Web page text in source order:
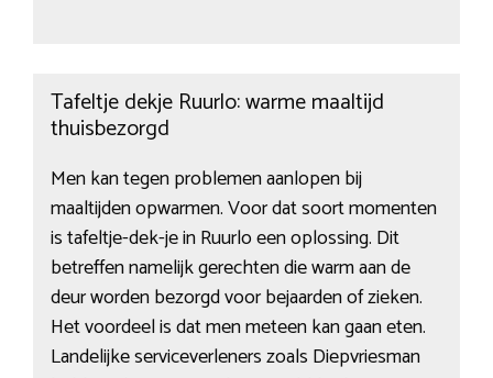
Tafeltje dekje Ruurlo: warme maaltijd
thuisbezorgd
Men kan tegen problemen aanlopen bij
maaltijden opwarmen. Voor dat soort momenten
is tafeltje-dek-je in Ruurlo een oplossing. Dit
betreffen namelijk gerechten die warm aan de
deur worden bezorgd voor bejaarden of zieken.
Het voordeel is dat men meteen kan gaan eten.
Landelijke serviceverleners zoals Diepvriesman